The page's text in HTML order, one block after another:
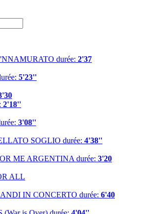
durée: 2'37
5'23''
2'18''
3'08''
SOGLIO durée: 4'38''
ME ARGENTINA durée: 3'20
ALL
IN CONCERTO durée: 6'40